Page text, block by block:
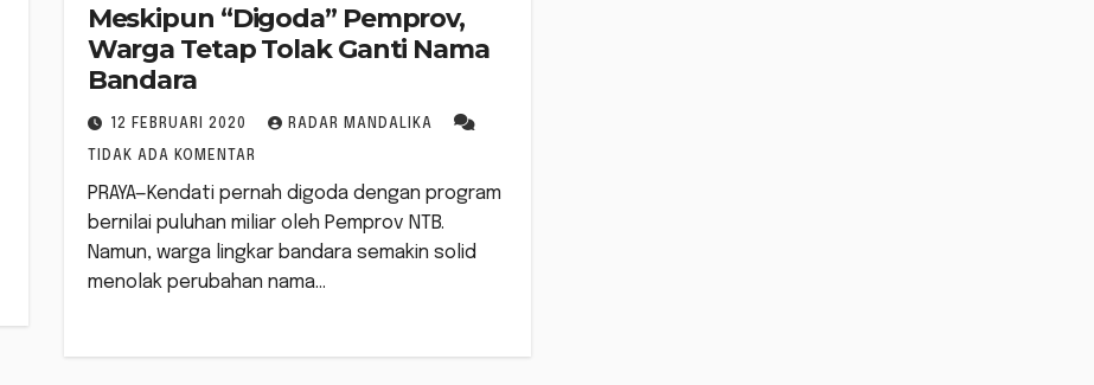
Meskipun “Digoda” Pemprov,
Warga Tetap Tolak Ganti Nama
Bandara
12 FEBRUARI 2020 RADAR MANDALIKA
TIDAK ADA KOMENTAR
PRAYA—Kendati pernah digoda dengan program
bernilai puluhan miliar oleh Pemprov NTB.
Namun, warga lingkar bandara semakin solid
menolak perubahan nama…